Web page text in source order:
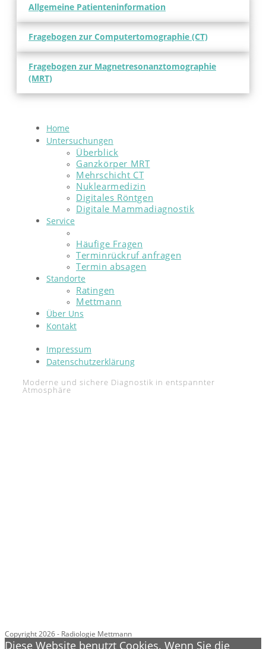
Allgemeine Patienten­information
Fragebogen zur Computer­tomographie (CT)
Fragebogen zur Magnet­resonanz­tomographie
(MRT)
Home
Untersuchungen
Überblick
Ganzkörper MRT
Mehrschicht CT
Nuklearmedizin
Digitales Röntgen
Digitale Mammadiagnostik
Service
Häufige Fragen
Terminrückruf anfragen
Termin absagen
Standorte
Ratingen
Mettmann
Über Uns
Kontakt
Impressum
Datenschutzerklärung
Moderne und sichere Diagnostik in entspannter
Atmosphäre
Copyright 2026 - Radiologie Mettmann
Diese Website benutzt Cookies. Wenn Sie die